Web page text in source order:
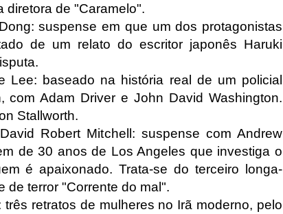
diretora de "Caramelo".
suspense em que um dos protagonistas
de um relato do escritor japonês Haruki
Lee: baseado na história real de um policial
com Adam Driver e John David Washington.
Stallworth.
Robert Mitchell: suspense com Andrew
de 30 anos de Los Angeles que investiga o
é apaixonado. Trata-se do terceiro longa-
de terror "Corrente do mal".
retratos de mulheres no Irã moderno, pelo